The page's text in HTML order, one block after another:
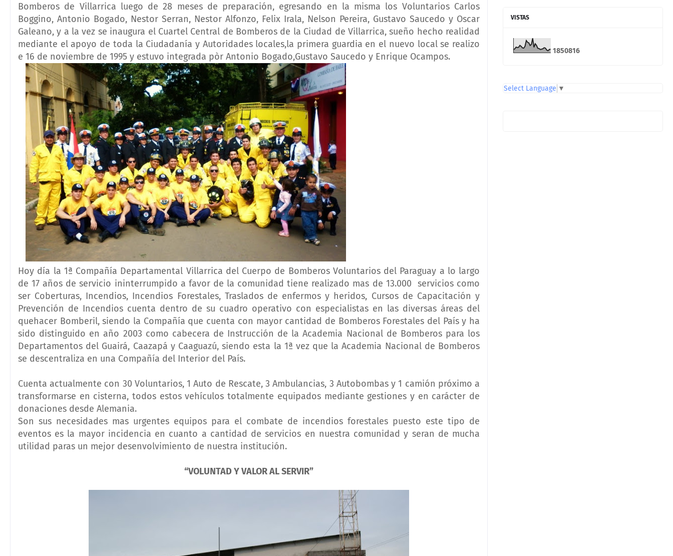
Bomberos de Villarrica luego de 28 meses de preparación, egresando en la misma los Voluntarios Carlos
Boggino, Antonio Bogado, Nestor Serran, Nestor Alfonzo, Felix Irala, Nelson Pereira, Gustavo Saucedo y Oscar
Galeano, y a la vez se inaugura el Cuartel Central de Bomberos de la Ciudad de Villarrica, sueño hecho realidad
mediante el apoyo de toda la Ciudadanía y Autoridades locales,la primera guardia en el nuevo local se realizo
e 16 de noviembre de 1995 y estuvo integrada pòr Antonio Bogado,Gustavo Saucedo y Enrique Ocampos.
Hoy día la 1ª Compañía Departamental Villarrica del Cuerpo de Bomberos Voluntarios del Paraguay a lo largo
de 17 años de servicio ininterrumpido a favor de la comunidad tiene realizado mas de 13.000 servicios como
ser Coberturas, Incendios, Incendios Forestales, Traslados de enfermos y heridos, Cursos de Capacitación y
Prevención de Incendios cuenta dentro de su cuadro operativo con especialistas en las diversas áreas del
quehacer Bomberil, siendo la Compañía que cuenta con mayor cantidad de Bomberos Forestales del País y ha
sido distinguido en año 2003 como cabecera de Instrucción de la Academia Nacional de Bomberos para los
Departamentos del Guairá, Caazapá y Caaguazú, siendo esta la 1ª vez que la Academia Nacional de Bomberos
se descentraliza en una Compañía del Interior del País.
Cuenta actualmente con 30 Voluntarios, 1 Auto de Rescate, 3 Ambulancias, 3 Autobombas y 1 camión próximo a
transformarse en cisterna, todos estos vehículos totalmente equipados mediante gestiones y en carácter de
donaciones desde Alemania.
Son sus necesidades mas urgentes equipos para el combate de incendios forestales puesto este tipo de
eventos es la mayor incidencia en cuanto a cantidad de servicios en nuestra comunidad y seran de mucha
utilidad paras un mejor desenvolvimiento de nuestra institución.
“VOLUNTAD Y VALOR AL SERVIR”
VISTAS
1850816
Select Language ▼